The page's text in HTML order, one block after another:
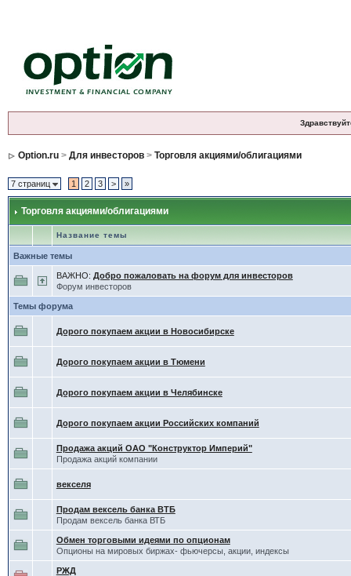
Option.ru> Для инвесторов> Торговля акциями/облигациями
7 страниц 1 2 3 > »
Торговля акциями/облигациями
Название темы
Важные темы
ВАЖНО: Добро пожаловать на форум для инвесторов
Форум инвесторов
Темы форума
Дорого покупаем акции в Новосибирске
Дорого покупаем акции в Тюмени
Дорого покупаем акции в Челябинске
Дорого покупаем акции Российских компаний
Продажа акций ОАО "Конструктор Империй"
Продажа акций компании
векселя
Продам вексель банка ВТБ
Продам вексель банка ВТБ
Обмен торговыми идеями по опционам
Опционы на мировых биржах- фьючерсы, акции, индексы
РЖД